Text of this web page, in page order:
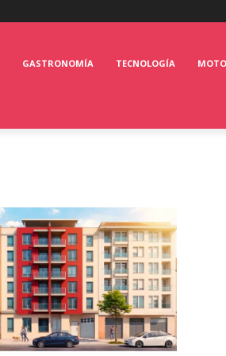
GASTRONOMÍA TECNOLOGÍA